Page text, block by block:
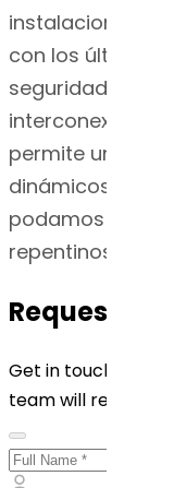
instalaciones
con los últimos
seguridad y
interconexión
permite una
dinámicos del
podamos evitar
repentinos
Request for
Get in touch with
team will reach out